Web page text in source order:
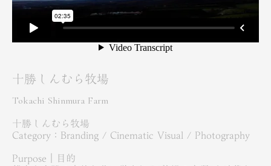
十勝しんむら牧場
Tokachi Shinmura Farm
十勝しんむら牧場
Category：Branding / Cinematic Visual / Photography
Purpose｜目的